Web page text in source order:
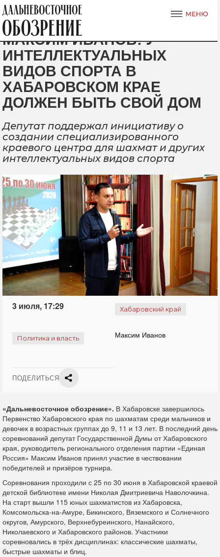
МАКСИМ ИВАНОВ: У
ИНТЕЛЛЕКТУАЛЬНЫХ
ВИДОВ СПОРТА В
ХАБАРОВСКОМ КРАЕ
ДОЛЖЕН БЫТЬ СВОЙ ДОМ
Депутат поддержал инициативу о
создании специализированного
краевого центра для шахмат и других
интеллектуальных видов спорта
3 июля, 17:29 Хабаровский край
Политика и власть Максим Иванов
ПОДЕЛИТЬСЯ
«Дальневосточное обозрение». В Хабаровске завершилось
Первенство Хабаровского края по шахматам среди мальчиков и
девочек в возрастных группах до 9, 11 и 13 лет. В последний день
соревнований депутат Государственной Думы от Хабаровского
края, руководитель регионального отделения партии «Единая
Россия» Максим Иванов принял участие в чествовании
победителей и призёров турнира.
Соревнования проходили с 25 по 30 июня в Хабаровской краевой
детской библиотеке имени Николая Дмитриевича Наволочкина.
На старт вышли 115 юных шахматистов из Хабаровска,
Комсомольска-на-Амуре, Бикинского, Вяземского и Солнечного
округов, Амурского, Верхнебуреинского, Нанайского,
Николаевского и Хабаровского районов. Участники
соревновались в трёх дисциплинах: классические шахматы,
быстрые шахматы и блиц.